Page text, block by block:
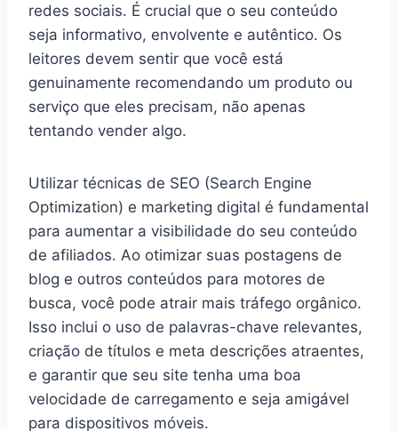
redes sociais. É crucial que o seu conteúdo
seja informativo, envolvente e autêntico. Os
leitores devem sentir que você está
genuinamente recomendando um produto ou
serviço que eles precisam, não apenas
tentando vender algo.
Utilizar técnicas de SEO (Search Engine
Optimization) e marketing digital é fundamental
para aumentar a visibilidade do seu conteúdo
de afiliados. Ao otimizar suas postagens de
blog e outros conteúdos para motores de
busca, você pode atrair mais tráfego orgânico.
Isso inclui o uso de palavras-chave relevantes,
criação de títulos e meta descrições atraentes,
e garantir que seu site tenha uma boa
velocidade de carregamento e seja amigável
para dispositivos móveis.